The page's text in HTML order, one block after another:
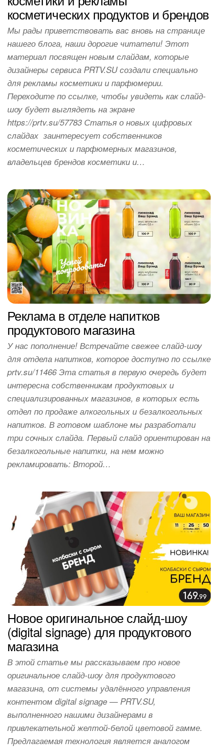
косметических продуктов и брендов
Мы рады приветствовать вас вновь на странице
нашего блога, наши дорогие читатели! Этот
материал посвящен новым слайдам, которые
дизайнеры сервиса PRTV.SU создали специально
для рекламы косметики и парфюмерии.
Переходите по ссылке, чтобы увидеть как слайд-
шоу будет выглядеть на экране
https://prtv.su/57783 Статья о новых цифровых
слайдах заинтересует собственников
косметических и парфюмерных магазинов,
владельцев брендов косметики и…
Реклама в отделе напитков
продуктового магазина
У нас пополнение! Встречайте свежее слайд-шоу
для отдела напитков, которое доступно по ссылке
prtv.su/11466 Эта статья в первую очередь будет
интересна собственникам продуктовых и
специализированных магазинов, в которых есть
отдел по продаже алкогольных и безалкогольных
напитков. В готовом шаблоне мы разработали
три сочных слайда. Первый слайд ориентирован на
безалкогольные напитки, на нем можно
рекламировать: Второй…
Новое оригинальное слайд-шоу
(digital signage) для продуктового
магазина
В этой статье мы рассказываем про новое
оригинальное слайд-шоу для продуктового
магазина, от системы удалённого управления
контентом digital signage — PRTV.SU,
выполненного нашими дизайнерами в
привлекательной желтой-белой цветовой гамме.
Предлагаемая технология является аналогом